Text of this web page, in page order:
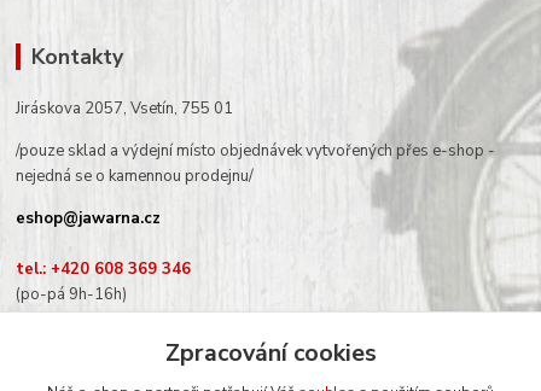
Kontakty
Jiráskova 2057, Vsetín, 755 01
/pouze sklad a výdejní místo objednávek vytvořených přes e-shop -
nejedná se o kamennou prodejnu/
eshop@jawarna.cz
tel.: +420 608 369 346
(po-pá 9h-16h)
Zpracování cookies